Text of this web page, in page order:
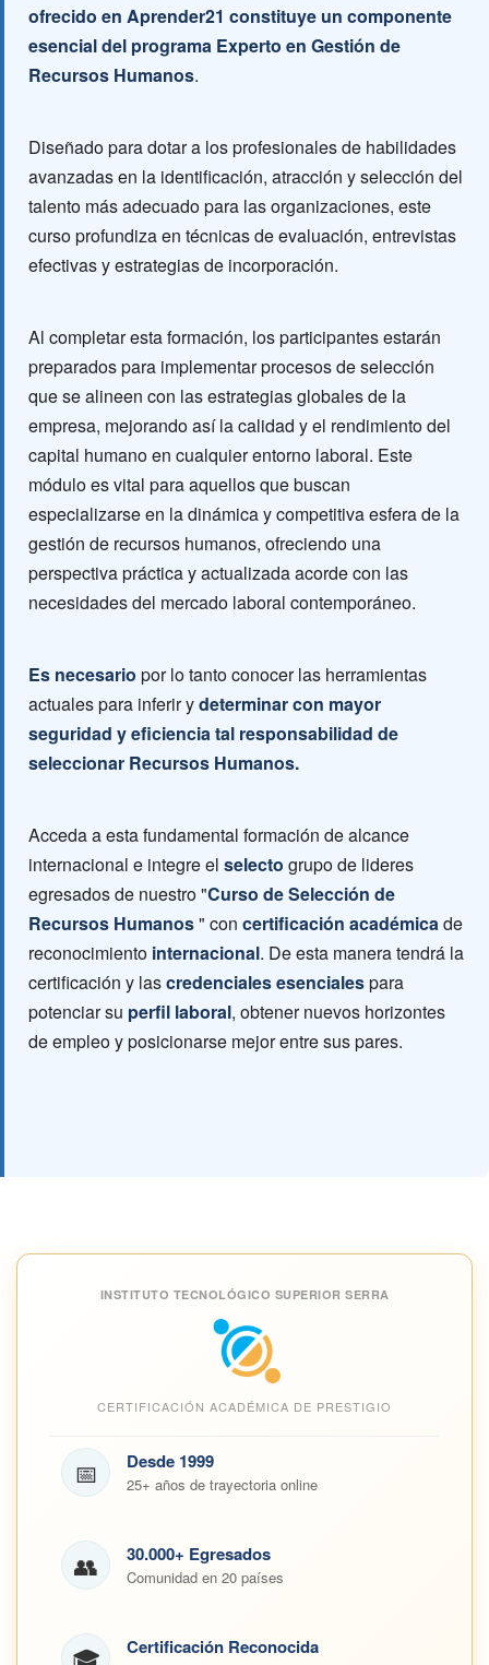
ofrecido en Aprender21 constituye un componente
esencial del programa Experto en Gestión de
Recursos Humanos.
Diseñado para dotar a los profesionales de habilidades
avanzadas en la identificación, atracción y selección del
talento más adecuado para las organizaciones, este
curso profundiza en técnicas de evaluación, entrevistas
efectivas y estrategias de incorporación.
Al completar esta formación, los participantes estarán
preparados para implementar procesos de selección
que se alineen con las estrategias globales de la
empresa, mejorando así la calidad y el rendimiento del
capital humano en cualquier entorno laboral. Este
módulo es vital para aquellos que buscan
especializarse en la dinámica y competitiva esfera de la
gestión de recursos humanos, ofreciendo una
perspectiva práctica y actualizada acorde con las
necesidades del mercado laboral contemporáneo.
Es necesario por lo tanto conocer las herramientas
actuales para inferir ydeterminar con mayor
seguridad y eficiencia tal responsabilidad de
seleccionar Recursos Humanos.
Acceda a esta fundamental formación de alcance
internacional e integre el selecto grupo de lideres
egresados de nuestro "Curso de Selección de
Recursos Humanos" con certificación académicade
reconocimiento internacional. De esta manera tendrá la
certificación y lascredenciales esencialespara
potenciar su perfil laboral, obtener nuevos horizontes
de empleo y posicionarse mejor entre sus pares.
INSTITUTO TECNOLÓGICO SUPERIOR SERRA
CERTIFICACIÓN ACADÉMICA DE PRESTIGIO
📅 Desde 1999
25+ años de trayectoria online
👥 30.000+ Egresados
Comunidad en 20 países
🎓 Certificación Reconocida